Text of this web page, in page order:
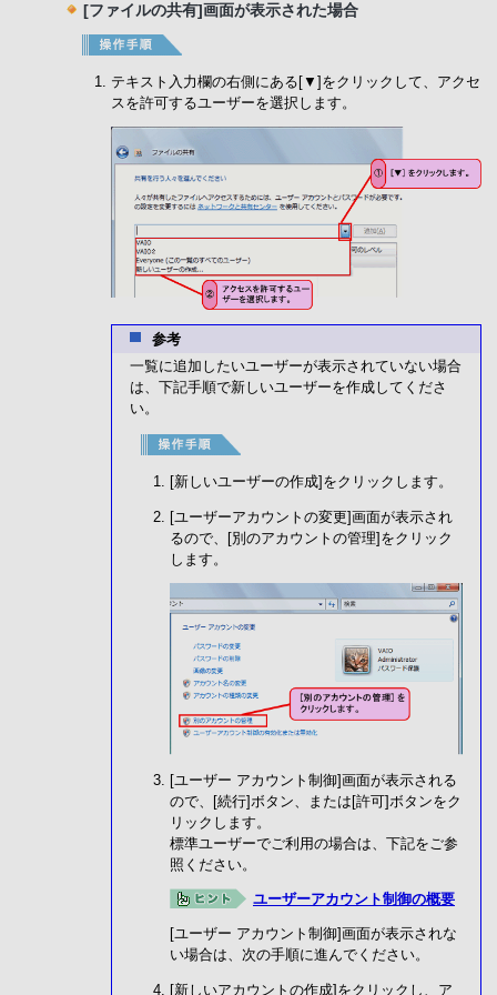
[ファイルの共有]画面が表示された場合
テキスト入力欄の右側にある[▼]をクリックして、アクセ
スを許可するユーザーを選択します。
参考
一覧に追加したいユーザーが表示されていない場合
は、下記手順で新しいユーザーを作成してくださ
い。
[新しいユーザーの作成]をクリックします。
[ユーザーアカウントの変更]画面が表示され
るので、[別のアカウントの管理]をクリック
します。
[ユーザー アカウント制御]画面が表示される
ので、[続行]ボタン、または[許可]ボタンをク
リックします。
標準ユーザーでご利用の場合は、下記をご参
照ください。
ユーザーアカウント制御の概要
[ユーザー アカウント制御]画面が表示されな
い場合は、次の手順に進んでください。
[新しいアカウントの作成]をクリックし、ア